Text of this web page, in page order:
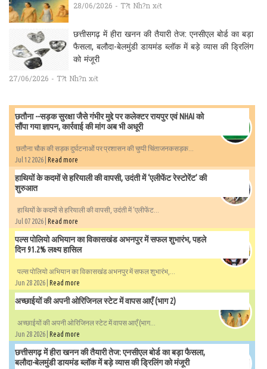
28/06/2026 - T?t Nh?n xét
छत्तीसगढ़ में हीरा खनन की तैयारी तेज: एनसीएल बोर्ड का बड़ा
फैसला, बलौदा-बेलमुंडी डायमंड ब्लॉक में बड़े व्यास की ड्रिलिंग
को मंजूरी
27/06/2026 - T?t Nh?n xét
छतौना --सड़क सुरक्षा जैसे गंभीर मुद्दे पर कलेक्टर रायपुर एवं NHAI को
सौंपा गया ज्ञापन, कार्रवाई की मांग अब भी अधूरी
छतौना चौक की सड़क दुर्घटनाओं पर प्रशासन की चुप्पी चिंताजनकसड़क...
Jul 12 2026 | Read more
हाथियों के कदमों से हरियाली की वापसी, उदंती में ‘एलीफेंट रेस्टोरेंट’ की
शुरुआत
हाथियों के कदमों से हरियाली की वापसी, उदंती में ‘एलीफेंट...
Jul 07 2026 | Read more
पल्स पोलियो अभियान का विकासखंड अभनपुर में सफल शुभारंभ, पहले
दिन 91.2% लक्ष्य हासिल
पल्स पोलियो अभियान का विकासखंड अभनपुर में सफल शुभारंभ,...
Jun 28 2026 | Read more
अच्छाईयों की अपनी ओरिजिनल स्टेट में वापस आएँ (भाग 2)
अच्छाईयों की अपनी ओरिजिनल स्टेट में वापस आएँ (भाग...
Jun 28 2026 | Read more
छत्तीसगढ़ में हीरा खनन की तैयारी तेज: एनसीएल बोर्ड का बड़ा फैसला,
बलौदा-बेलमुंडी डायमंड ब्लॉक में बड़े व्यास की ड्रिलिंग को मंजूरी